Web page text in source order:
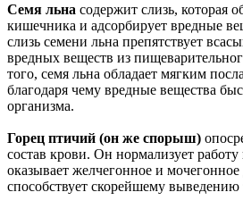
Семя льна содержит слизь, которая
кишечника и адсорбирует вредные
слизь семени льна препятствует
вредных веществ из
того, семя льна обладает мягким
благодаря чему вредные вещества
организма.
Горец птичий (он же спорыш)
состав крови. Он нормализует
оказывает желчегонное и мочегонное
способствует скорейшему выведению